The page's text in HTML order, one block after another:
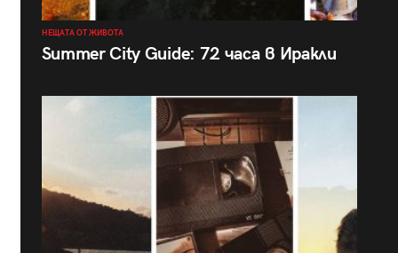
НЕЩАТА ОТ ЖИВОТА
Summer City Guide: 72 часа в Иракли